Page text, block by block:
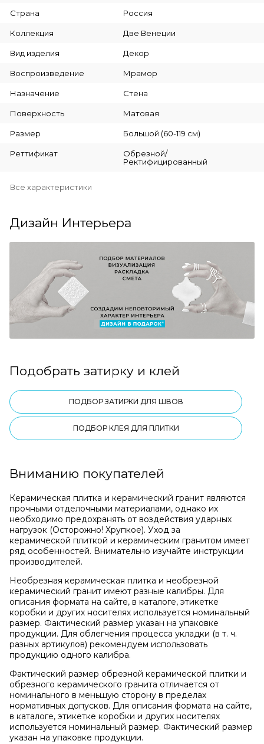
Страна Россия
Коллекция Две Венеции
Вид изделия Декор
Воспроизведение Мрамор
Назначение Стена
Поверхность Матовая
Размер Большой (60-119 см)
Реттификат
Обрезной/
Ректифицированный
Все характеристики
Дизайн Интерьера
Подобрать затирку и клей
ПОДБОР ЗАТИРКИ ДЛЯ ШВОВ
ПОДБОР КЛЕЯ ДЛЯ ПЛИТКИ
Вниманию покупателей
Керамическая плитка и керамический гранит являются
прочными отделочными материалами, однако их
необходимо предохранять от воздействия ударных
нагрузок (Осторожно! Хрупкое). Уход за
керамической плиткой и керамическим гранитом имеет
ряд особенностей. Внимательно изучайте инструкции
производителей.
Необрезная керамическая плитка и необрезной
керамический гранит имеют разные калибры. Для
описания формата на сайте, в каталоге, этикетке
коробки и других носителях используется номинальный
размер. Фактический размер указан на упаковке
продукции. Для облегчения процесса укладки (в т. ч.
разных артикулов) рекомендуем использовать
продукцию одного калибра.
Фактический размер обрезной керамической плитки и
обрезного керамического гранита отличается от
номинального в меньшую сторону в пределах
нормативных допусков. Для описания формата на сайте,
в каталоге, этикетке коробки и других носителях
используется номинальный размер. Фактический размер
указан на упаковке продукции.